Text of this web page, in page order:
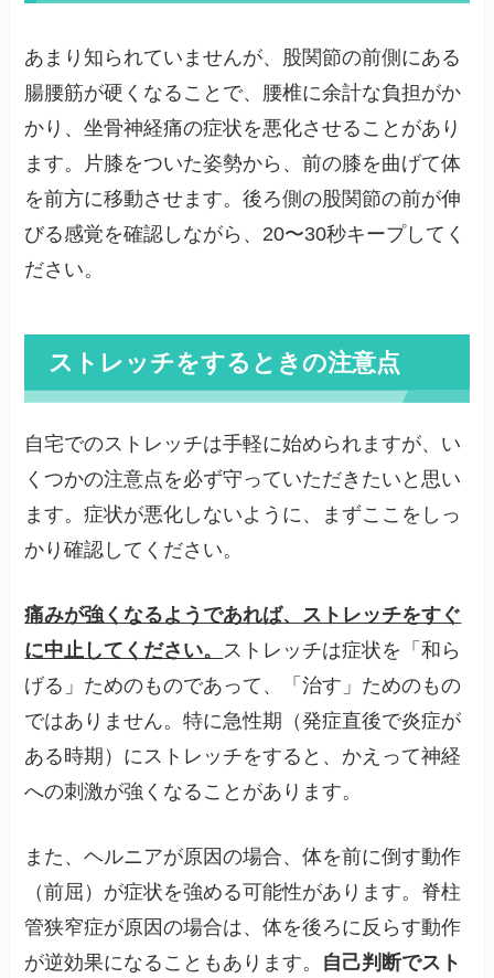
あまり知られていませんが、股関節の前側にある
腸腰筋が硬くなることで、腰椎に余計な負担がか
かり、坐骨神経痛の症状を悪化させることがあり
ます。片膝をついた姿勢から、前の膝を曲げて体
を前方に移動させます。後ろ側の股関節の前が伸
びる感覚を確認しながら、20〜30秒キープしてく
ださい。
ストレッチをするときの注意点
自宅でのストレッチは手軽に始められますが、い
くつかの注意点を必ず守っていただきたいと思い
ます。症状が悪化しないように、まずここをしっ
かり確認してください。
痛みが強くなるようであれば、ストレッチをすぐ
に中止してください。 ストレッチは症状を「和ら
げる」ためのものであって、「治す」ためのもの
ではありません。特に急性期（発症直後で炎症が
ある時期）にストレッチをすると、かえって神経
への刺激が強くなることがあります。
また、ヘルニアが原因の場合、体を前に倒す動作
（前屈）が症状を強める可能性があります。脊柱
管狭窄症が原因の場合は、体を後ろに反らす動作
が逆効果になることもあります。 自己判断でスト